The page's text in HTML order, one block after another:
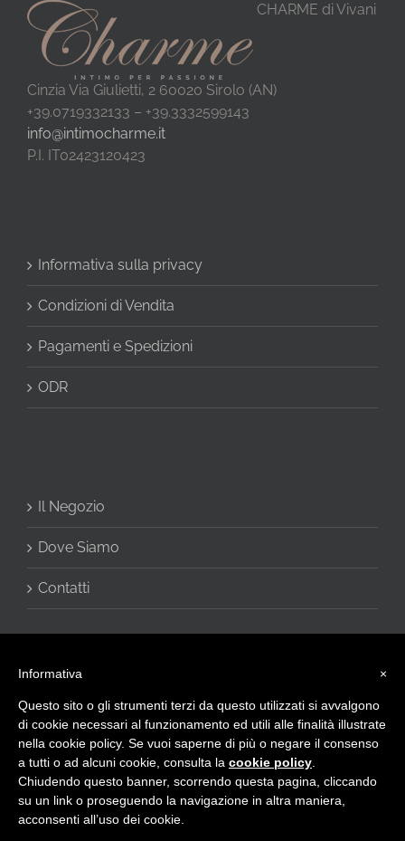
CHARME di Vivani
Cinzia Via Giulietti, 2 60020 Sirolo (AN)
+39.0719332133 – +39.3332599143
info@intimocharme.it
P.I. IT02423120423
Informativa sulla privacy
Condizioni di Vendita
Pagamenti e Spedizioni
ODR
Il Negozio
Dove Siamo
Contatti
© 2016 - CHARME di Vivani Cinzia - Via Giulietti, 2 60020 Sirolo (AN) -
Privacy Policy-info@intimocharme.it- +39.0719332133 -
+39.3332599143 - P.I. IT02423120423
Facebook
X Email
×
Informativa
Questo sito o gli strumenti terzi da questo utilizzati si avvalgono
di cookie necessari al funzionamento ed utili alle finalità illustrate
nella cookie policy. Se vuoi saperne di più o negare il consenso
a tutti o ad alcuni cookie, consulta la cookie policy
Chiudendo questo banner, scorrendo questa pagina, cliccando
su un link o proseguendo la navigazione in altra maniera,
acconsenti all’uso dei cookie.